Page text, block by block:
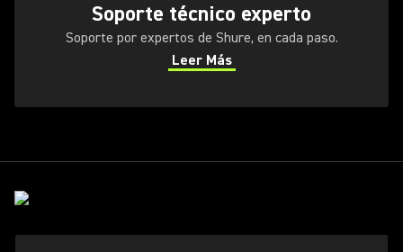
Soporte técnico experto
Soporte por expertos de Shure, en cada paso.
Leer Más